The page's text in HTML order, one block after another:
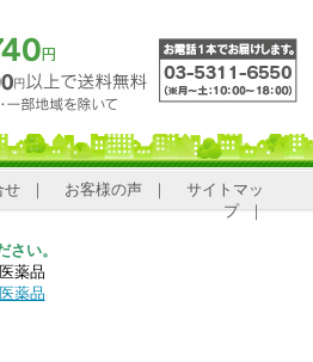
せ｜ お客様の声｜
サイトマッ
プ｜
い。
薬品
薬品